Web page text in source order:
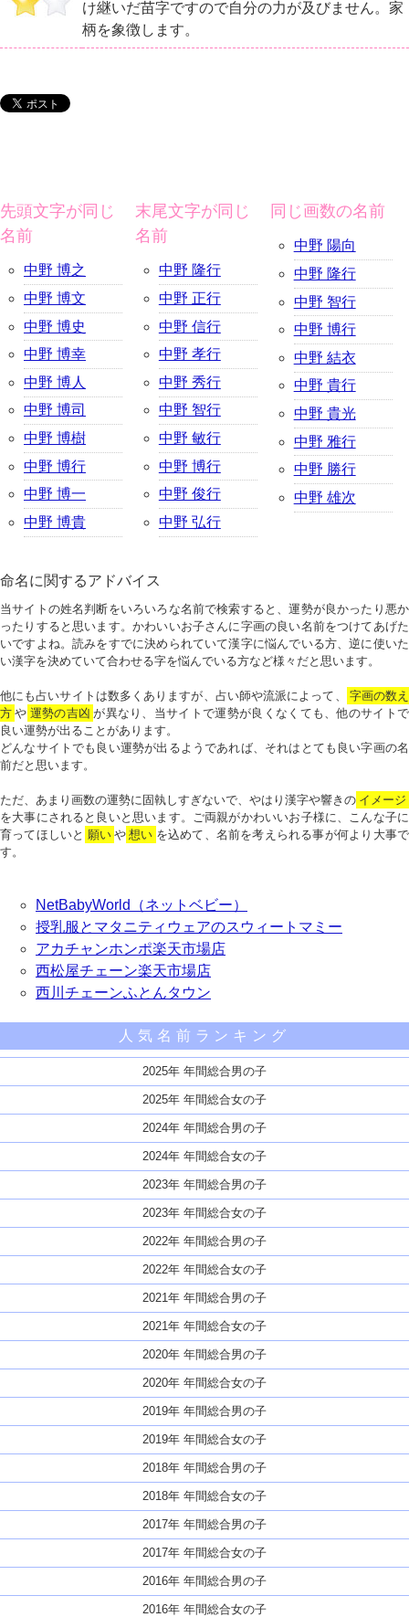
け継いだ苗字ですので自分の力が及びません。家
柄を象徴します。
先頭文字が同じ
名前
中野 博之
中野 博文
中野 博史
中野 博幸
中野 博人
中野 博司
中野 博樹
中野 博行
中野 博一
中野 博貴
末尾文字が同じ
名前
中野 隆行
中野 正行
中野 信行
中野 孝行
中野 秀行
中野 智行
中野 敏行
中野 博行
中野 俊行
中野 弘行
同じ画数の名前
中野 陽向
中野 隆行
中野 智行
中野 博行
中野 結衣
中野 貴行
中野 貴光
中野 雅行
中野 勝行
中野 雄次
命名に関するアドバイス
当サイトの姓名判断をいろいろな名前で検索すると、運勢が良かったり悪か
ったりすると思います。かわいいお子さんに字画の良い名前をつけてあげた
いですよね。読みをすでに決められていて漢字に悩んでいる方、逆に使いた
い漢字を決めていて合わせる字を悩んでいる方など様々だと思います。
他にも占いサイトは数多くありますが、占い師や流派によって、
字画の数え
方 や 運勢の吉凶 が異なり、当サイトで運勢が良くなくても、他のサイトで
良い運勢が出ることがあります。
どんなサイトでも良い運勢が出るようであれば、それはとても良い字画の名
前だと思います。
ただ、あまり画数の運勢に固執しすぎないで、やはり漢字や響きの イメージ
を大事にされると良いと思います。ご両親がかわいいお子様に、こんな子に
育ってほしいと 願い や 想い を込めて、名前を考えられる事が何より大事で
す。
NetBabyWorld（ネットベビー）
授乳服とマタニティウェアのスウィートマミー
アカチャンホンポ楽天市場店
西松屋チェーン楽天市場店
西川チェーンふとんタウン
人気名前ランキング
2025年 年間総合男の子
2025年 年間総合女の子
2024年 年間総合男の子
2024年 年間総合女の子
2023年 年間総合男の子
2023年 年間総合女の子
2022年 年間総合男の子
2022年 年間総合女の子
2021年 年間総合男の子
2021年 年間総合女の子
2020年 年間総合男の子
2020年 年間総合女の子
2019年 年間総合男の子
2019年 年間総合女の子
2018年 年間総合男の子
2018年 年間総合女の子
2017年 年間総合男の子
2017年 年間総合女の子
2016年 年間総合男の子
2016年 年間総合女の子